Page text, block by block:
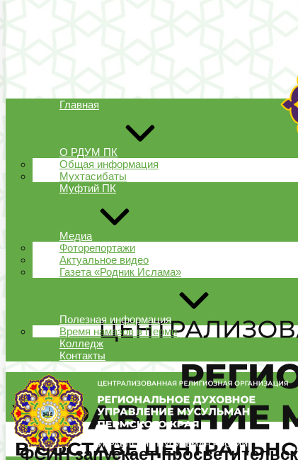
Главная
О РДУМ ПК
Общая информация
Мухтасибаты
Муфтий ПК
Медиа
Фоторепортажи
Актуальное видео
Газета «Родник Ислама»
Полезная информация
Время намазов в Перми
Колледж
Контакты
ФСИН запускает